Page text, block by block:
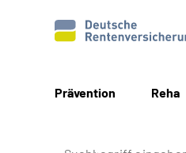
Prävention Reha